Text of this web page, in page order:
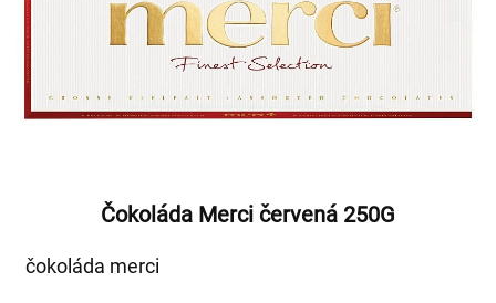
Čokoláda Merci červená 250G
čokoláda merci